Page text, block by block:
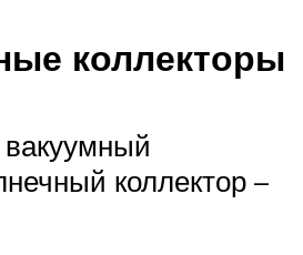
коллекторы
коллектор –